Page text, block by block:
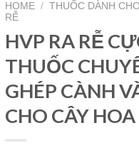
HOME / THUỐC DÀNH
RỄ
HVP RA RỄ
THUỐC
GHÉP CÀNH
CHO CÂY